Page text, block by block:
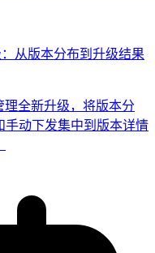
从版本分布到升级结果
理全新升级，将版本分
手动下发集中到版本详情